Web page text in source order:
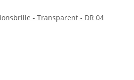
- Transparent - DR 04